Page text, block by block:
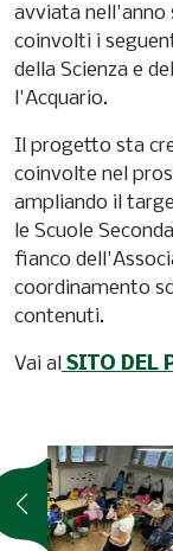
avviata nell'anno
coinvolti i
della Scienza e
l'Acquario.
Il progetto sta
coinvolte nel
ampliando il
le Scuole
fianco
coordinamento
contenuti.
Vai al SITO DEL